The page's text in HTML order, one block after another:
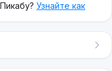
Узнайте как